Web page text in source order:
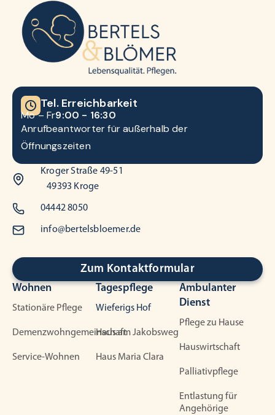
Tel. Erreichbarkeit
Mo – Fr9:00 - 16:30
Anrufbeantworter für außerhalb der
Öffnungszeiten
Kroger Straße 49-51
49393 Kroge
04442 8050
info@bertelsbloemer.de
Zum Kontaktformular
Wohnen
Stationäre Pflege
Demenzwohngemeinschaft
Service-Wohnen
Tagespflege
Wieferigs Hof
Haus am Jakobsweg
Haus Maria Clara
Ambulanter
Dienst
Pflege zu Hause
Hauswirtschaft
Palliativpflege
Entlastung für
Angehörige